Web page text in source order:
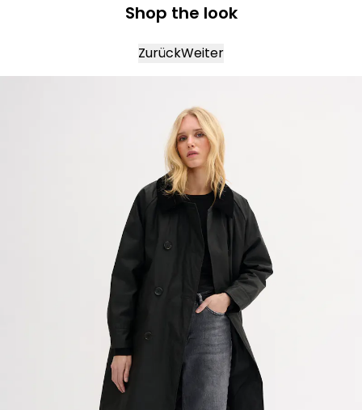
Shop the look
ZurückWeiter